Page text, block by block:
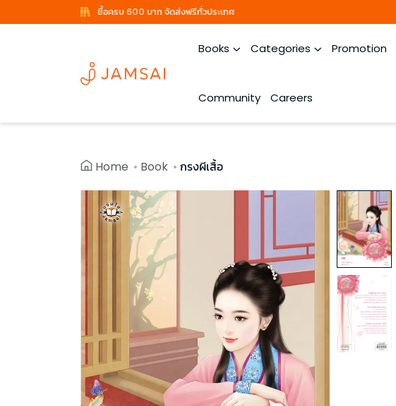
ซื้อครบ 600 บาท จัดส่งฟรีทั่วประเทศ
Books Categories Promotion
Community Careers
Home Book กรงผีเสื้อ